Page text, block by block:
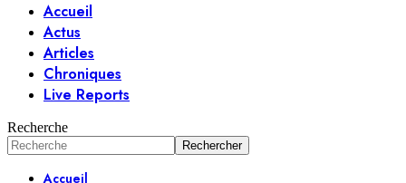
Accueil
Actus
Articles
Chroniques
Live Reports
Recherche
Accueil